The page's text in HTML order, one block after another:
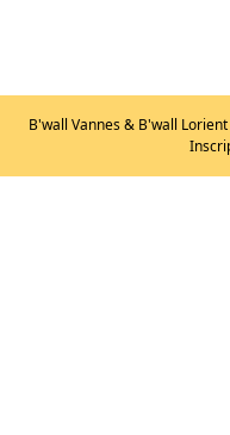
B'wall Vannes & B'wall